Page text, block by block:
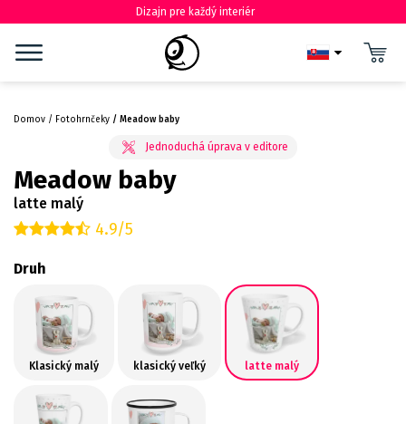
Dizajn pre každý interiér
Domov Fotohrnčeky Meadow baby
Meadow baby
latte malý
4.9/5
Druh
Klasický malý klasický veľký latte malý